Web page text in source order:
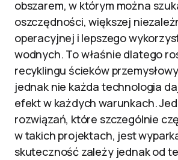
obszarem, w którym można
oszczędności, większej
operacyjnej i lepszego
wodnych. To właśnie dlatego
recyklingu ścieków
jednak nie każda technologia
efekt w każdych warunkach.
rozwiązań, które szczególnie
w takich projektach, jest
skuteczność zależy jednak od